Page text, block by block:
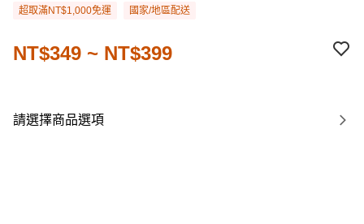
超取滿NT$1,000免運 國家/地區配送
NT$349 ~ NT$399
請選擇商品選項